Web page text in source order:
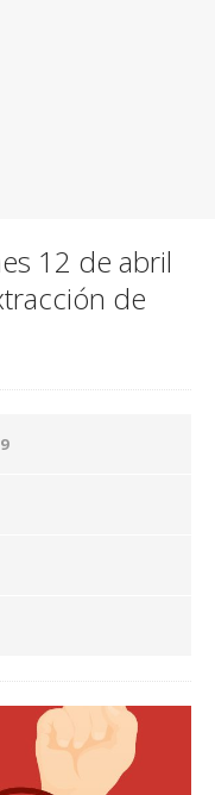
12 de abril
de